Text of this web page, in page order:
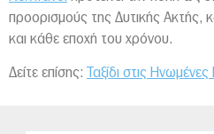
προορισμούς της Δυτικής Ακτής,
και κάθε εποχή του χρόνου.
Δείτε επίσης: Ταξίδι στις Ηνωμένες